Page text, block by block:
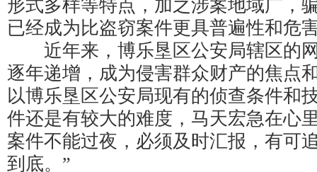
形式多样等特点，加之涉案地域广，
已经成为比盗窃案件更具普遍性和危
近年来，博乐垦区公安局辖区的
逐年递增，成为侵害群众财产的焦点
以博乐垦区公安局现有的侦查条件和
件还是有较大的难度，马天宏急在心
案件不能过夜，必须及时汇报，有可
到底。”